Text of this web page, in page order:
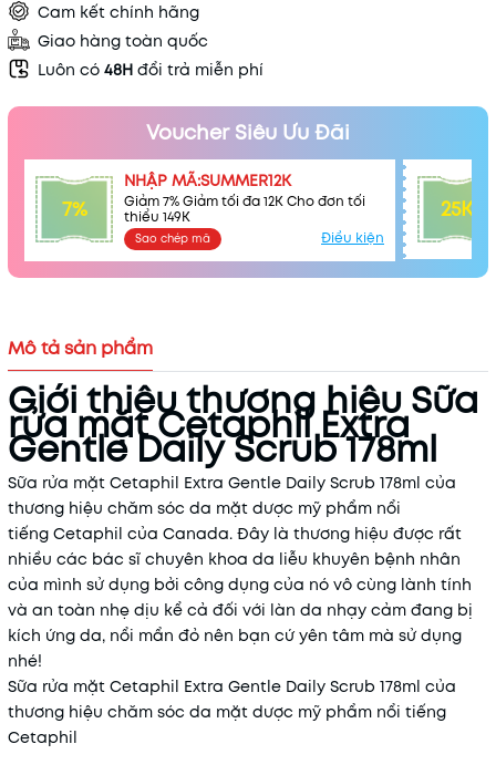
Cam kết chính hãng
Giao hàng toàn quốc
Luôn có 48H đổi trả miễn phí
Voucher Siêu Ưu Đãi
7%
NHẬP MÃ:SUMMER12K
Giảm 7% Giảm tối đa 12K Cho đơn tối
thiểu 149K
Sao chép mã Điều kiện
25K
Mã khuyến mãi:
Điều kiện:
Mô tả sản phẩm
Giới thiệu thương hiệu Sữa
rửa mặt Cetaphil Extra
Gentle Daily Scrub 178ml
Sữa rửa mặt Cetaphil Extra Gentle Daily Scrub 178ml của
thương hiệu chăm sóc da mặt dược mỹ phẩm nổi
tiếng Cetaphil của Canada. Đây là thương hiệu được rất
nhiều các bác sĩ chuyên khoa da liễu khuyên bệnh nhân
của mình sử dụng bởi công dụng của nó vô cùng lành tính
và an toàn nhẹ dịu kể cả đối với làn da nhạy cảm đang bị
kích ứng da, nổi mẩn đỏ nên bạn cứ yên tâm mà sử dụng
nhé!
Sữa rửa mặt Cetaphil Extra Gentle Daily Scrub 178ml của
thương hiệu chăm sóc da mặt dược mỹ phẩm nổi tiếng
Cetaphil